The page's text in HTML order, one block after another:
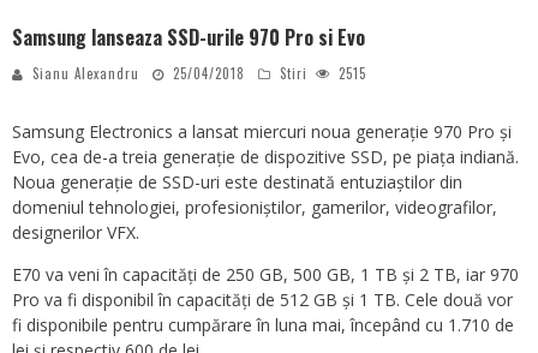
Samsung lanseaza SSD-urile 970 Pro si Evo
Sianu Alexandru 25/04/2018 Stiri 2515
Samsung Electronics a lansat miercuri noua generație 970 Pro și
Evo, cea de-a treia generație de dispozitive SSD, pe piața indiană.
Noua generație de SSD-uri este destinată entuziaștilor din
domeniul tehnologiei, profesioniștilor, gamerilor, videografilor,
designerilor VFX.
E70 va veni în capacități de 250 GB, 500 GB, 1 TB și 2 TB, iar 970
Pro va fi disponibil în capacități de 512 GB și 1 TB. Cele două vor
fi disponibile pentru cumpărare în luna mai, începând cu 1.710 de